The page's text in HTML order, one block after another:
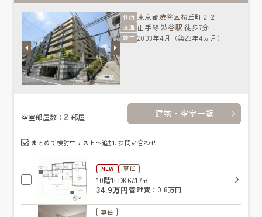
住所 東京都渋谷区桜丘町２２
交通 山手線渋谷駅 徒歩7分
竣工 2003年4月（築23年4ヵ月）
空室部屋数： 2 部屋 建物・空室一覧
まとめて検討中リストへ追加､お問い合わせ
NEW 専任
10階1LDK67.17㎡
34.9万円管理費：0.8万円
専任